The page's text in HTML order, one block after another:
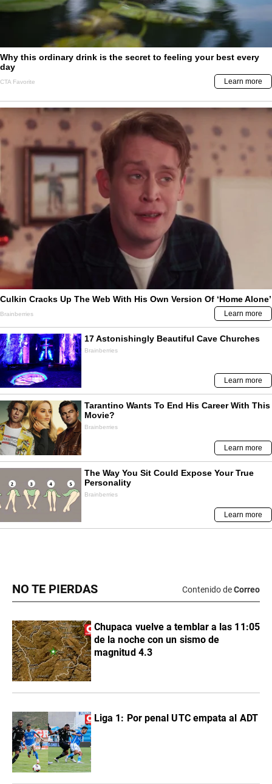
NO TE PIERDAS Contenido deCorreo
Chupaca vuelve a temblar a las 11:05
de la noche con un sismo de
magnitud 4.3
Liga 1: Por penal UTC empata al ADT